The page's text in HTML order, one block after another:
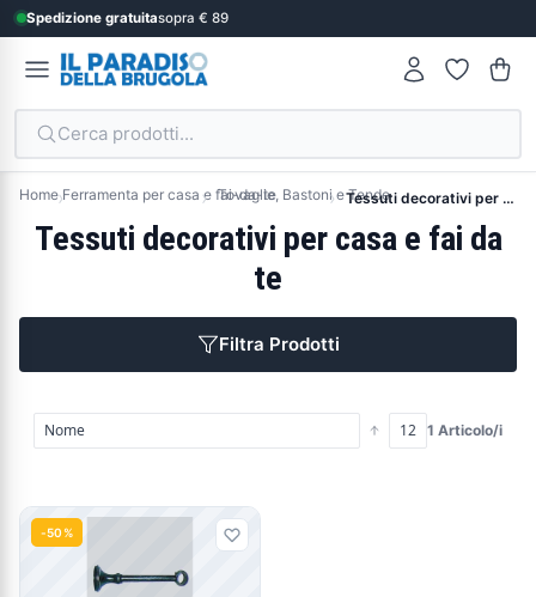
Spedizione gratuitasopra € 89
Cerca prodotti...
HomeFerramenta per casa e fai-da-teTovaglie, Bastoni e Tende Tessuti decorativi per casa e fai da te
Tessuti decorativi per casa e fai da
te
Filtra Prodotti
1 Articolo/i
Prodotti
-50%